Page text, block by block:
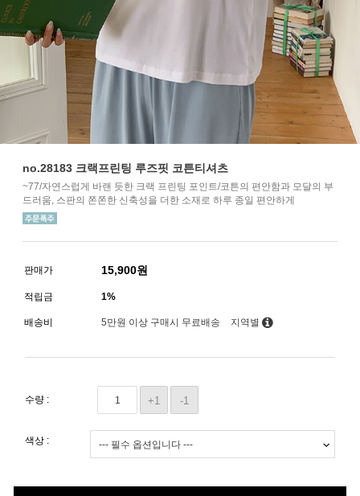
no.28183 크랙프린팅 루즈핏 코튼티셔츠
~77/자연스럽게 바랜 듯한 크랙 프린팅 포인트/코튼의 편안함과 모달의 부
드러움, 스판의 쫀쫀한 신축성을 더한 소재로 하루 종일 편안하게
판매가 15,900원
적립금 1%
배송비 5만원 이상 구매시 무료배송 지역별
수량 : +1 -1
색상 :